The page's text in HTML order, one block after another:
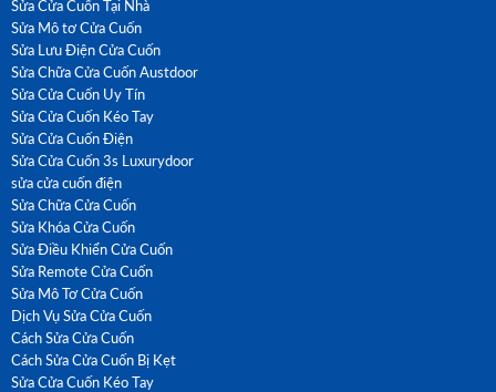
Sửa Cửa Cuốn Tại Nhà
Sửa Mô tơ Cửa Cuốn
Sửa Lưu Điện Cửa Cuốn
Sửa Chữa Cửa Cuốn Austdoor
Sửa Cửa Cuốn Uy Tín
Sửa Cửa Cuốn Kéo Tay
Sửa Cửa Cuốn Điện
Sửa Cửa Cuốn 3s Luxurydoor
sửa cửa cuốn điện
Sửa Chữa Cửa Cuốn
Sửa Khóa Cửa Cuốn
Sửa Điều Khiển Cửa Cuốn
Sửa Remote Cửa Cuốn
Sửa Mô Tơ Cửa Cuốn
Dịch Vụ Sửa Cửa Cuốn
Cách Sửa Cửa Cuốn
Cách Sửa Cửa Cuốn Bị Kẹt
Sửa Cửa Cuốn Kéo Tay